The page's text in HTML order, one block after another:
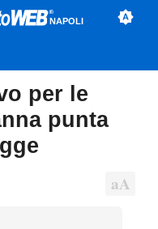
NAPOLI
per le
punta